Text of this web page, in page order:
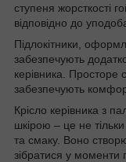
ступеня жорсткості
відповідно до
Підлокітники,
забезпечують
керівника. Просторе
забезпечують
Крісло керівника з
шкірою – це не
та смаку. Воно
зібратися у моменти